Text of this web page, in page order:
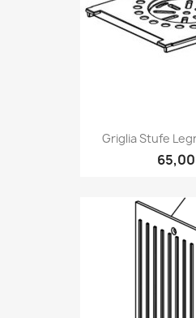
Griglia Stufe